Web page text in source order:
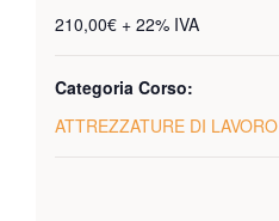
210,00€ + 22% IVA
Categoria Corso:
ATTREZZATURE DI LAVORO